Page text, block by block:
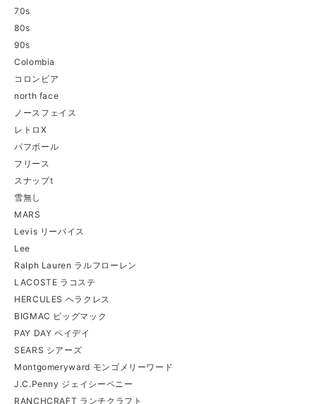
70s
80s
90s
Colombia
コロンビア
north face
ノースフェイス
レトロX
パフボール
フリース
スナップt
雪無し
MARS
Levis リーバイス
Lee
Ralph Lauren ラルフローレン
LACOSTE ラコステ
HERCULES ヘラクレス
BIGMAC ビッグマック
PAY DAY ペイデイ
SEARS シアーズ
Montgomeryward モンゴメリーワード
J.C.Penny ジェイシーペニー
RANCHCRAFT ランチクラフト